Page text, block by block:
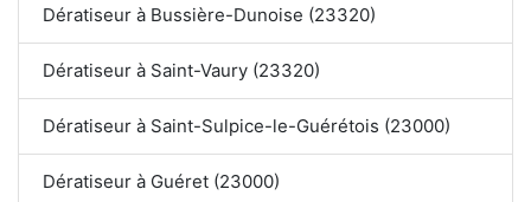
Dératiseur à Bussière-Dunoise (23320)
Dératiseur à Saint-Vaury (23320)
Dératiseur à Saint-Sulpice-le-Guérétois (23000)
Dératiseur à Guéret (23000)